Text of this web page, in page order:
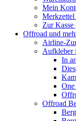
Mein
Merkzettel
Zur Kasse
Offroad und
Airline-
Aufkleber
In
Offroad